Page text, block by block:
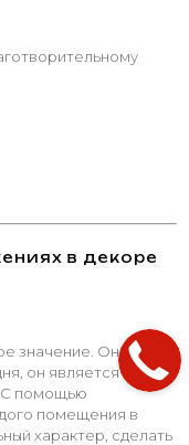
в декоре
значение. Он
он является
С помощью
помещения в
характер, сделать